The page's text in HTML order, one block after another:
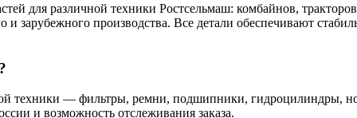
для различной техники Ростсельмаш: комбайнов,
и зарубежного производства. Все детали обеспечивают
техники — фильтры, ремни, подшипники, гидроцилиндры,
и возможность отслеживания заказа.